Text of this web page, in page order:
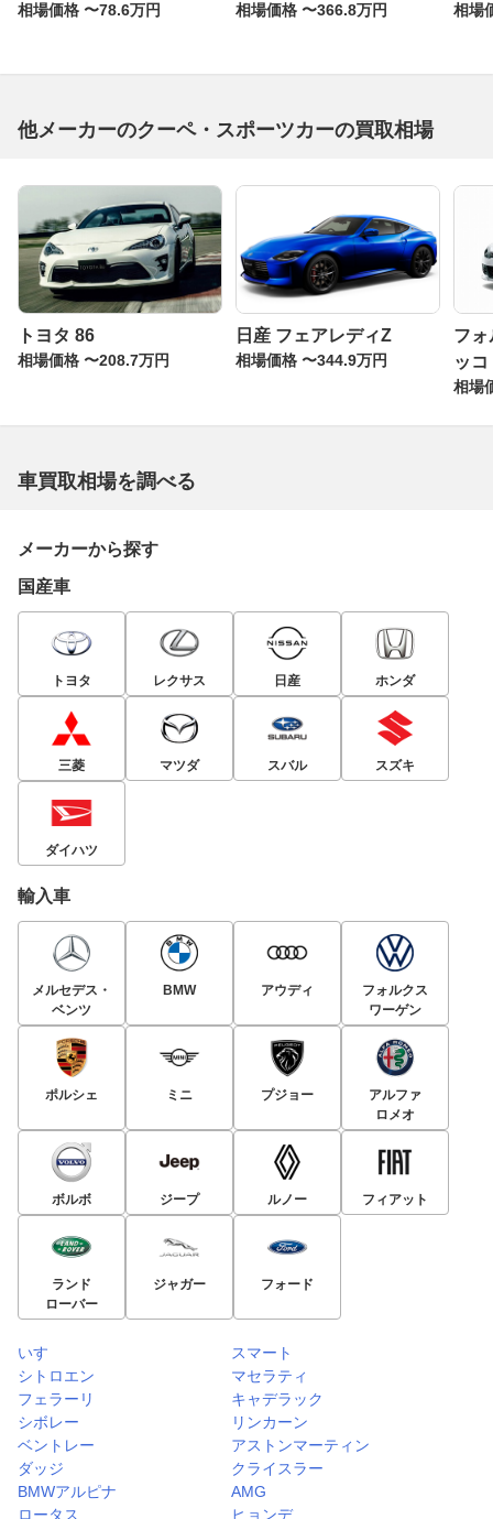
相場価格 〜78.6万円 相場価格 〜366.8万円 相場
他メーカーのクーペ・スポーツカーの買取相場
トヨタ 86
相場価格 〜208.7万円
日産 フェアレディZ
相場価格 〜344.9万円
フォ
ッコ
相場
車買取相場を調べる
メーカーから探す
国産車
トヨタ レクサス 日産 ホンダ
三菱 マツダ スバル スズキ
ダイハツ
輸入車
メルセデス・
ベンツ
BMW アウディ
フォルクス
ワーゲン
ポルシェ ミニ プジョー
アルファ
ロメオ
ボルボ ジープ ルノー フィアット
ランド
ローバー
ジャガー フォード
いすゞ
スマート
シトロエン
マセラティ
フェラーリ
キャデラック
シボレー
リンカーン
ベントレー
アストンマーティン
ダッジ
クライスラー
BMWアルピナ
AMG
ロータス
ヒョンデ